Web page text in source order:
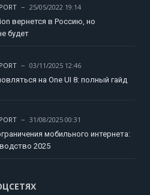
25/05/2022 19:14
вернется в Россию, но
будет
03/11/2025 12:46
на One UI 8: полный гайд
31/08/2025 00:31
мобильного интернета:
2025